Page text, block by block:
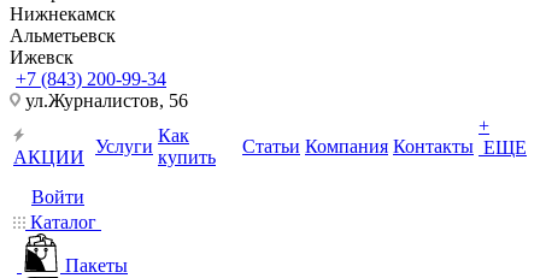
Нижнекамск
Альметьевск
Ижевск
+7 (843) 200-99-34
ул.Журналистов, 56
АКЦИИ
Услуги
Как
купить
Статьи Компания Контакты
+
ЕЩЕ
Войти
Каталог
Пакеты